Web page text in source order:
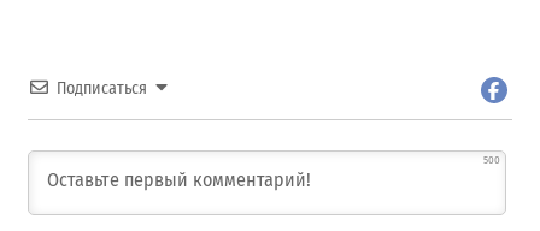
Подписаться
500